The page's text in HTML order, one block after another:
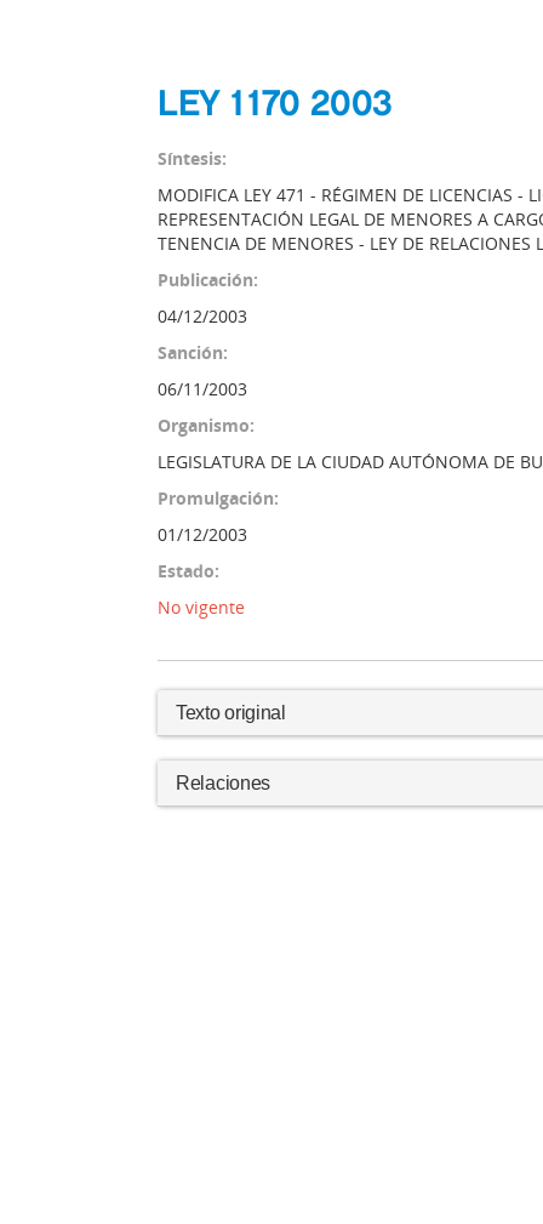
LEY 1170 2003
Síntesis:
MODIFICA LEY 471 - RÉGIMEN DE LICENCIAS -
REPRESENTACIÓN LEGAL DE MENORES A
TENENCIA DE MENORES - LEY DE RELACIONES
Publicación:
04/12/2003
Sanción:
06/11/2003
Organismo:
LEGISLATURA DE LA CIUDAD AUTÓNOMA DE
Promulgación:
01/12/2003
Estado:
No vigente
Texto original
Relaciones